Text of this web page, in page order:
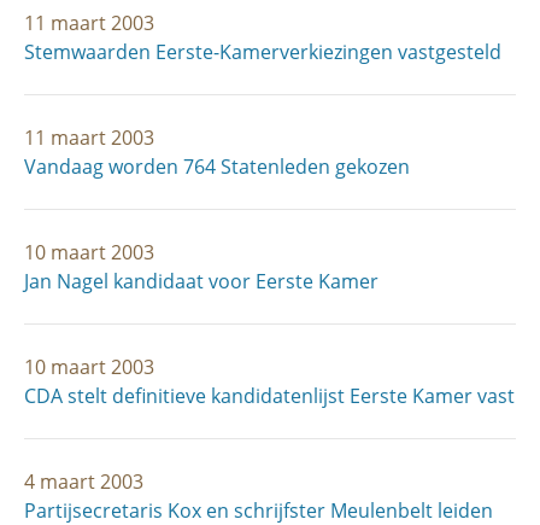
11 maart 2003
Stemwaarden Eerste-Kamerverkiezingen vastgesteld
11 maart 2003
Vandaag worden 764 Statenleden gekozen
10 maart 2003
Jan Nagel kandidaat voor Eerste Kamer
10 maart 2003
CDA stelt definitieve kandidatenlijst Eerste Kamer vast
4 maart 2003
Partijsecretaris Kox en schrijfster Meulenbelt leiden